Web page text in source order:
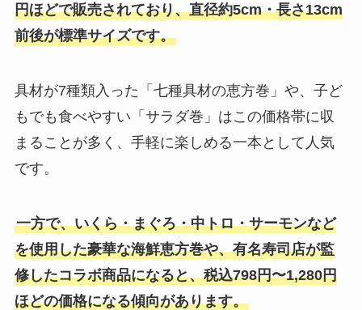
円ほどで販売されており、直径約5cm・長さ13cm
前後が標準サイズです。
具材が7種類入った「七種具材の恵方巻」や、子ど
もでも食べやすい「サラダ巻」はこの価格帯に収
まることが多く、手軽に楽しめる一本として人気
です。
一方で、いくら・まぐろ・中トロ・サーモンなど
を使用した豪華な海鮮恵方巻や、有名寿司店が監
修したコラボ商品になると、税込798円〜1,280円
ほどの価格になる傾向があります。